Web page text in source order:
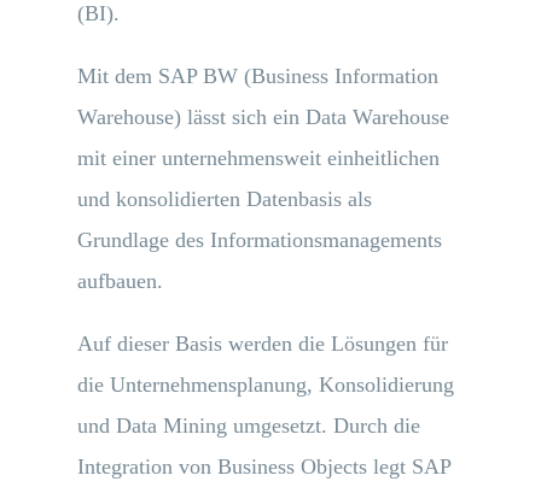
(BI).
Mit dem SAP BW (Business Information
Warehouse) lässt sich ein Data Warehouse
mit einer unternehmensweit einheitlichen
und konsolidierten Datenbasis als
Grundlage des Informationsmanagements
aufbauen.
Auf dieser Basis werden die Lösungen für
die Unternehmensplanung, Konsolidierung
und Data Mining umgesetzt. Durch die
Integration von Business Objects legt SAP